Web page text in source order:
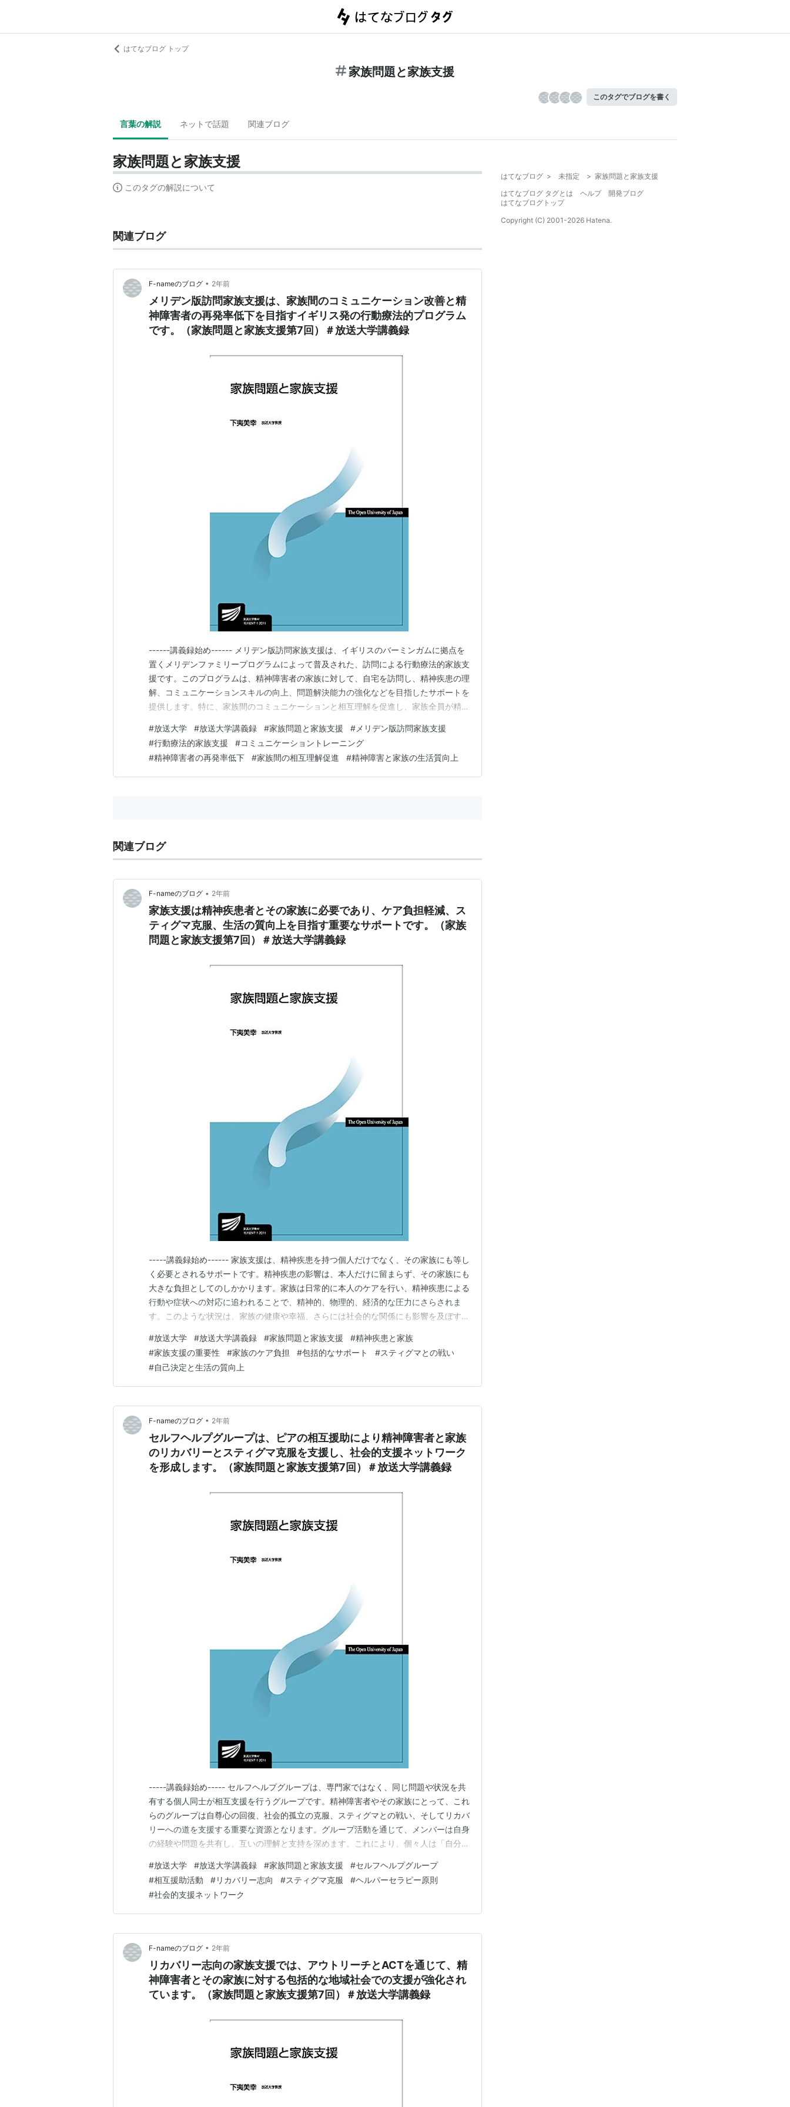
はてなブログ トップ
家族問題と家族支援
このタグでブログを書く
言葉の解説 ネットで話題 関連ブログ
家族問題と家族支援
このタグの解説について
関連ブログ
F-nameのブログ • 2年前
メリデン版訪問家族支援は、家族間のコミュニケーション改善と精
神障害者の再発率低下を目指すイギリス発の行動療法的プログラム
です。（家族問題と家族支援第7回）＃放送大学講義録
------講義録始め------ メリデン版訪問家族支援は、イギリスのバーミンガムに拠点を
置くメリデンファミリープログラムによって普及された、訪問による行動療法的家族支
援です。このプログラムは、精神障害者の家族に対して、自宅を訪問し、精神疾患の理
解、コミュニケーションスキルの向上、問題解決能力の強化などを目指したサポートを
提供します。特に、家族間のコミュニケーションと相互理解を促進し、家族全員が精神
標としています。 メリデン版訪問家族支援の効果としては、家族間のコミュニケーシ
ョンの改善、精神疾患に対する理解の深化、…
#放送大学 #放送大学講義録 #家族問題と家族支援 # メリデン版訪問家族支援
#行動療法的家族支援 #コミュニケーショントレーニング
#精神障害者の再発率低下 #家族間の相互理解促進 #精神障害と家族の生活質向上
関連ブログ
F-nameのブログ • 2年前
家族支援は精神疾患者とその家族に必要であり、ケア負担軽減、ス
ティグマ克服、生活の質向上を目指す重要なサポートです。（家族
問題と家族支援第7回）＃放送大学講義録
-----講義録始め------ 家族支援は、精神疾患を持つ個人だけでなく、その家族にも等し
く必要とされるサポートです。精神疾患の影響は、本人だけに留まらず、その家族にも
大きな負担としてのしかかります。家族は日常的に本人のケアを行い、精神疾患による
行動や症状への対応に追われることで、精神的、物理的、経済的な圧力にさらされま
す。このような状況は、家族の健康や幸福、さらには社会的な関係にも影響を及ぼす可
自分らしく生き生きとした生活を送ることができるよう支援することにあります。この
支援には、情報提供、教育、心理的サポート、…
#放送大学 #放送大学講義録 #家族問題と家族支援 #精神疾患と家族
#家族支援の重要性 #家族のケア負担 #包括的なサポート #スティグマとの戦い
#自己決定と生活の質向上
F-nameのブログ • 2年前
セルフヘルプグループは、ピアの相互援助により精神障害者と家族
のリカバリーとスティグマ克服を支援し、社会的支援ネットワーク
を形成します。（家族問題と家族支援第7回）＃放送大学講義録
-----講義録始め----- セルフヘルプグループは、専門家ではなく、同じ問題や状況を共
有する個人同士が相互支援を行うグループです。精神障害者やその家族にとって、これ
らのグループは自尊心の回復、社会的孤立の克服、スティグマとの戦い、そしてリカバ
リーへの道を支援する重要な資源となります。グループ活動を通じて、メンバーは自身
の経験や問題を共有し、互いの理解と支持を深めます。これにより、個々人は「自分だ
図ります。 特に、精神障害者の家族にとって、セルフヘルプグループは自身の経験や
感情を共有し、他の家族からの理解やサポート…
#放送大学 #放送大学講義録 #家族問題と家族支援 #セルフヘルプグループ
#相互援助活動 #リカバリー志向 #スティグマ克服 #ヘルパーセラピー原則
#社会的支援ネットワーク
F-nameのブログ • 2年前
リカバリー志向の家族支援では、アウトリーチとACTを通じて、精
神障害者とその家族に対する包括的な地域社会での支援が強化され
ています。（家族問題と家族支援第7回）＃放送大学講義録
はてなブログ > 未指定 > 家族問題と家族支援
はてなブログ タグとは
ヘルプ
開発ブログ
はてなブログトップ
Copyright (C) 2001-2026 Hatena.